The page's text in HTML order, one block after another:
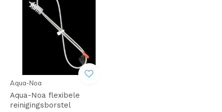
Aqua-Noa
Aqua-Noa flexibele
reinigingsborstel